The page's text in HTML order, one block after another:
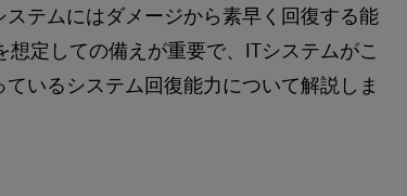
テムにはダメージから素早く回復する能
定しての備えが重要で、ITシステムがこ
いるシステム回復能力について解説しま